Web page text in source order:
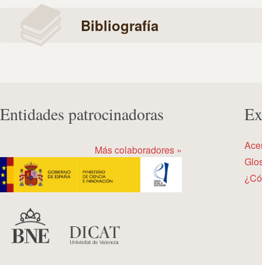
Bibliografía
Entidades patrocinadoras
Más colaboradores »